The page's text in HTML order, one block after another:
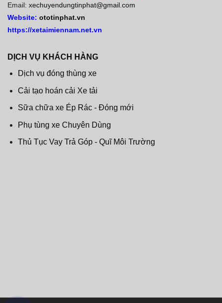
Email: xechuyendungtinphat@gmail.com
Website: ototinphat.vn
https://xetaimiennam.net.vn
DỊCH VỤ KHÁCH HÀNG
Dịch vụ đóng thùng xe
Cải tạo hoán cải Xe tải
Sữa chữa xe Ép Rác - Đóng mới
Phụ tùng xe Chuyên Dùng
Thủ Tục Vay Trả Góp - Quĩ Môi Trường